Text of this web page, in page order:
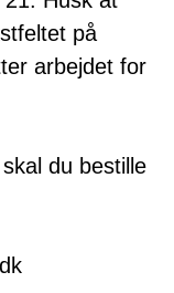
på
arbejdet for
du bestille